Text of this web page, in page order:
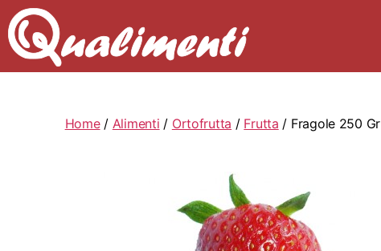
Home/ Alimenti / Ortofrutta / Frutta / Fragole 250 Gr